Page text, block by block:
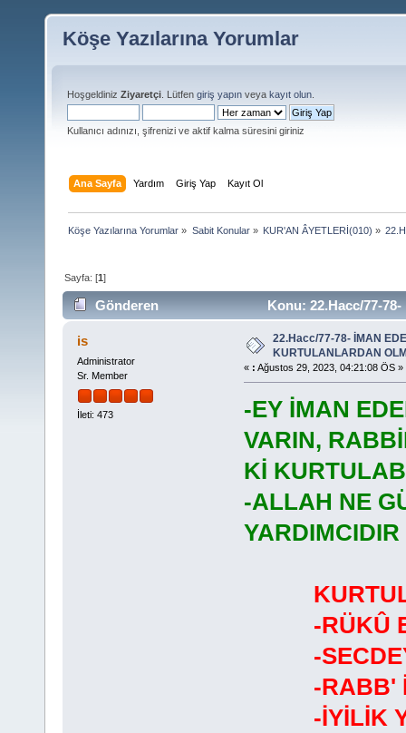
Köşe Yazılarına Yorumlar
Hoşgeldiniz Ziyaretçi . Lütfen giriş yapın veya kayıt olun
Kullanıcı adınızı, şifrenizi ve aktif kalma süresini giriniz
Ana Sayfa Yardım Giriş Yap Kayıt Ol
Köşe Yazılarına Yorumlar » Sabit Konular» KUR'AN ÂYETLERİ(010) »
Sayfa: [1]
Gönderen
Konu: 22.Hacc/77-
(Okunma sayısı 18911 defa)
is
Administrator
Sr. Member
İleti: 473
22.Hacc/77-78- İMAN
KURTULANLARDAN
« : Ağustos 29, 2023, 04:21:08 ÖS »
-EY İMAN
VARIN,
Kİ
-ALLAH NE
YARDIMCIDIR
-RÜKÛ
-
-RABB'
-İYİLİK